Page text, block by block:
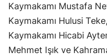
Kaymakamı Mustafa
Kaymakamı Hulusi
Kaymakamı Hicabi
Mehmet Işık ve